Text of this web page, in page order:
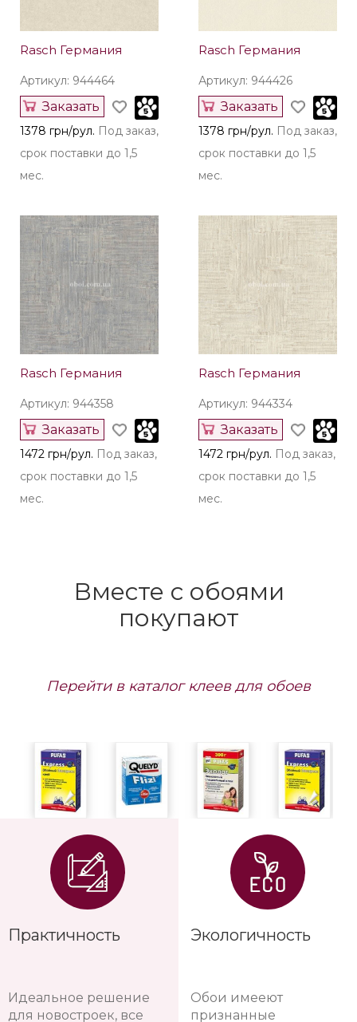
Rasch Германия
Артикул: 944464
Заказать
1378 грн/рул. Под заказ,
срок поставки до 1,5
мес.
Rasch Германия
Артикул: 944426
Заказать
1378 грн/рул. Под заказ,
срок поставки до 1,5
мес.
Rasch Германия
Артикул: 944358
Заказать
1472 грн/рул. Под заказ,
срок поставки до 1,5
мес.
Rasch Германия
Артикул: 944334
Заказать
1472 грн/рул. Под заказ,
срок поставки до 1,5
мес.
Вместе с обоями
покупают
Перейти в каталог клеев для обоев
Практичность
Идеальное решение
для новостроек, все
Экологичность
Обои имееют
признанные